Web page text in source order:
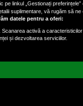
pe linkul „Gestionați
suplimentare, vă rugăm să
datele pentru a oferi:
activă a
și dezvoltarea serviciilor.